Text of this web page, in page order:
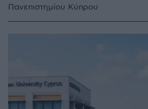
Πανεπιστημίου Κύπρου